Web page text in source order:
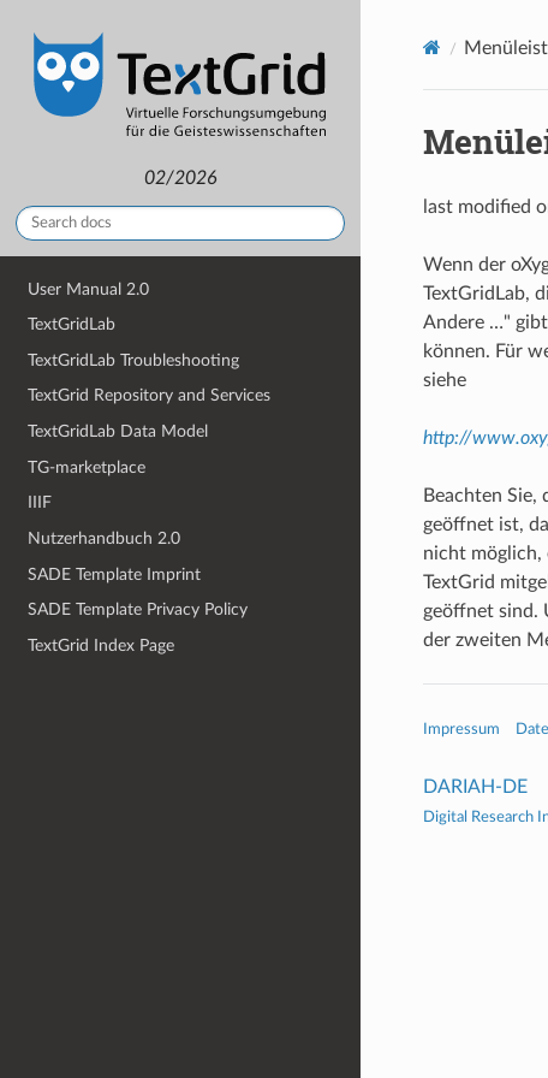
02/2026
User Manual 2.0
TextGridLab
TextGridLab Troubleshooting
TextGrid Repository and Services
TextGridLab Data Model
TG-marketplace
IIIF
Nutzerhandbuch 2.0
SADE Template Imprint
SADE Template Privacy Policy
TextGrid Index Page
last modified
Wenn der
TextGridLab,
Andere …"
können. Für
siehe
http://
Beachten Sie,
geöffnet ist,
nicht möglich,
TextGrid
geöffnet sind.
der zweiten
Impressum
DARIAH-DE
Digital Research